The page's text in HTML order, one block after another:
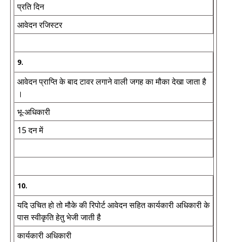
प्रति दिन
आवेदन रजिस्टर
9.
आवेदन प्राप्ति के बाद टावर लगाने वाली जगह का मौका देखा जाता है
।
भू-अधिकारी
15 दन में
10.
यदि उचित हो तो मौके की रिपोर्ट आवेदन सहित कार्यकारी अधिकारी के
पास स्वीकृति हेतु भेजी जाती है
कार्यकारी अधिकारी